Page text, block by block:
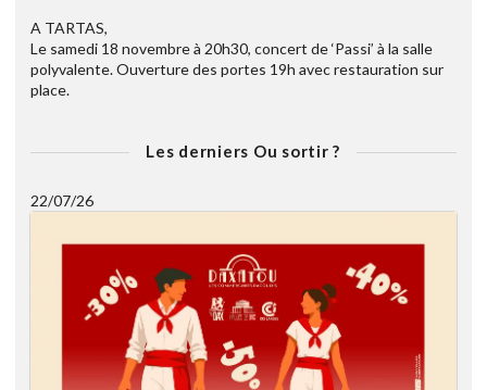
A TARTAS,
Le samedi 18 novembre à 20h30, concert de ‘Passi’ à la salle
polyvalente. Ouverture des portes 19h avec restauration sur
place.
Les derniers Ou sortir ?
22/07/26